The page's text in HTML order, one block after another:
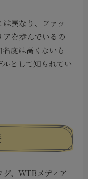
異なり、ファッ
アを歩んでいるの
度は高くないも
として知られてい
、WEBメディア